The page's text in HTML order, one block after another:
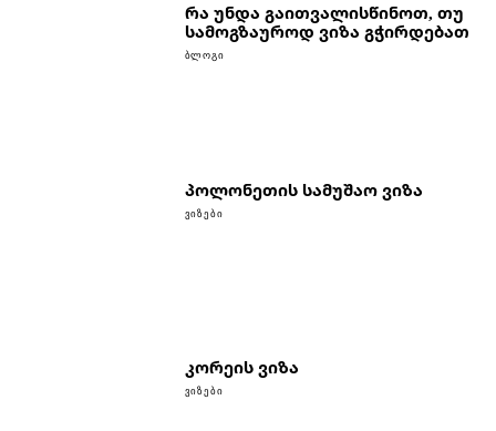
რა უნდა გაითვალისწინოთ, თუ
სამოგზაუროდ ვიზა გჭირდებათ
ᲑᲚᲝᲒᲘ
პოლონეთის სამუშაო ვიზა
ᲕᲘᲖᲔᲑᲘ
კორეის ვიზა
ᲕᲘᲖᲔᲑᲘ